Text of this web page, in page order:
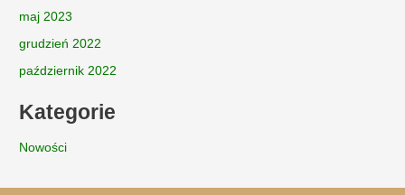
maj 2023
grudzień 2022
październik 2022
Kategorie
Nowości